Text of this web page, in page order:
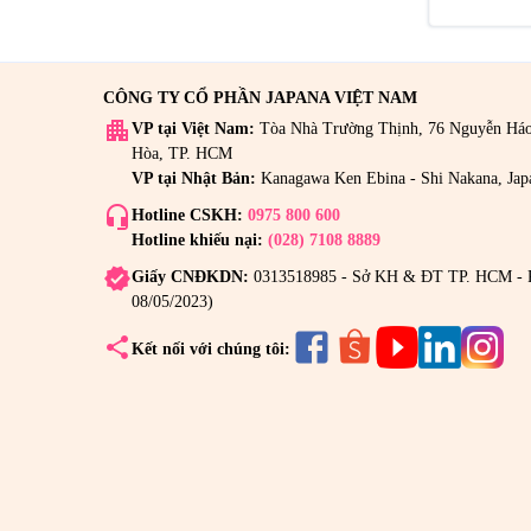
CÔNG TY CỔ PHẦN JAPANA VIỆT NAM
apartment VP tại Việt Nam: Tòa Nhà Trường Thịnh, 76 Nguyễn
Hòa, TP. HCM
VP tại Nhật Bản: Kanagawa Ken Ebina - Shi Nakana,
headset_mic Hotline CSKH: 0975 800 600
Hotline khiếu nại: (028) 7108 8889
verifiedGiấy CNĐKDN: 0313518985 - Sở KH & ĐT TP. HCM -
08/05/2023)
share Kết nối với chúng tôi: